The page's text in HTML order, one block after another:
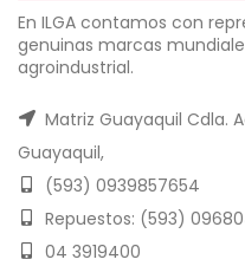
En ILGA contamos con
genuinas marcas
agroindustrial.
Matriz Guayaquil Cdla.
Guayaquil,
(593) 0939857654
Repuestos: (593)
04 3919400